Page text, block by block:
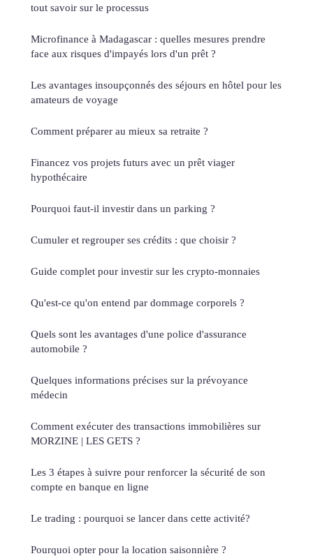
tout savoir sur le processus
Microfinance à Madagascar : quelles mesures prendre
face aux risques d'impayés lors d'un prêt ?
Les avantages insoupçonnés des séjours en hôtel pour les
amateurs de voyage
Comment préparer au mieux sa retraite ?
Financez vos projets futurs avec un prêt viager
hypothécaire
Pourquoi faut-il investir dans un parking ?
Cumuler et regrouper ses crédits : que choisir ?
Guide complet pour investir sur les crypto-monnaies
Qu'est-ce qu'on entend par dommage corporels ?
Quels sont les avantages d'une police d'assurance
automobile ?
Quelques informations précises sur la prévoyance
médecin
Comment exécuter des transactions immobilières sur
MORZINE | LES GETS ?
Les 3 étapes à suivre pour renforcer la sécurité de son
compte en banque en ligne
Le trading : pourquoi se lancer dans cette activité?
Pourquoi opter pour la location saisonnière ?